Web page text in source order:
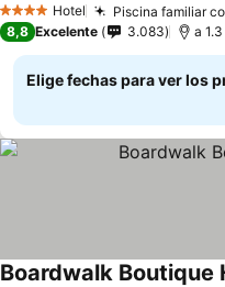
4 EstrellasHotel Piscina familiar
8,8 Excelente 3.083 a
Elige fechas para ver los
Boardwalk Boutique